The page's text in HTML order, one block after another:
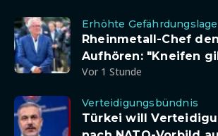
Erhöhte Gefährdungslage
Rheinmetall-Chef
Aufhören: "Kneifen
Vor 1 Stunde
Verteidigungsbündnis
Türkei will